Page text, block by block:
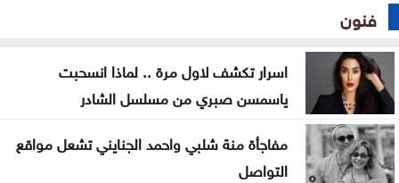
فنون
اسرار تكشف لاول مرة .. لماذا انسحبت
ياسمسن صبري من مسلسل الشادر
مفاجأة منة شلبي واحمد الجنايني تشعل مواقع
التواصل